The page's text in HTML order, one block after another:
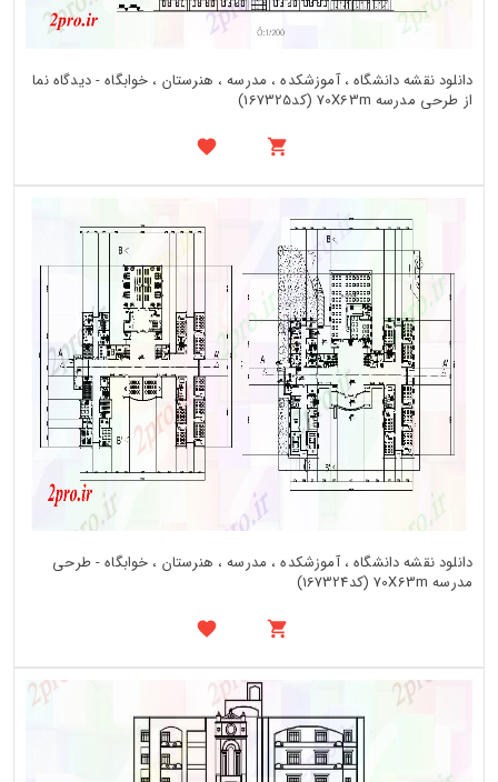
دانلود نقشه دانشگاه ، آموزشکده ، مدرسه ، هنرستان ، خوابگاه - دیدگاه نما
از طرحی مدرسه 70X63m (کد167325)
دانلود نقشه دانشگاه ، آموزشکده ، مدرسه ، هنرستان ، خوابگاه - طرحی
مدرسه 70X63m (کد167324)